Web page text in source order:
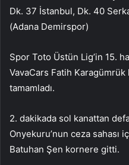
Dk. 37 İstanbul, Dk. 40
(Adana Demirspor)
Spor Toto Üstün Lig’in 15.
VavaCars Fatih Karagümrük
tamamladı.
2. dakikada sol kanattan
Onyekuru’nun ceza sahası
Batuhan Şen kornere gitti.